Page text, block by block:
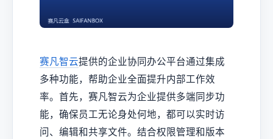
赛凡智云提供的企业协同办公平台通过集成
多种功能，帮助企业全面提升内部工作效
率。首先，赛凡智云为企业提供多端同步功
能，确保员工无论身处何地，都可以实时访
问、编辑和共享文件。结合权限管理和版本